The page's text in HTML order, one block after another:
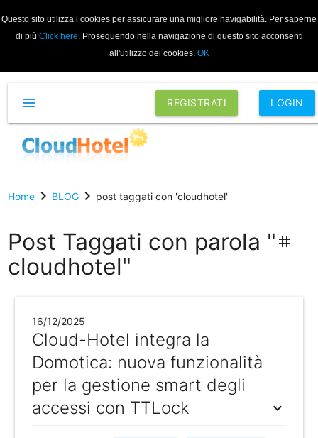
Questo sito utilizza i cookies per assicurare una migliore navigabilità. Per saperne
di più Click here. Proseguendo nella navigazione di questo sito acconsenti
all'utilizzo dei cookies. OK
REGISTRATI LOGIN
menu
Homechevron_right BLOGchevron_right post taggati con 'cloudhotel'
Post Taggati con parola " tag
cloudhotel"
16/12/2025
Cloud-Hotel integra la
Domotica: nuova funzionalità
per la gestione smart degli
accessi con TTLock
expand_more